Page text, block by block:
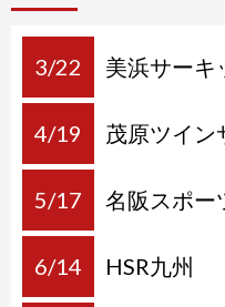
3/22 美浜サーキ
4/19 茂原ツイン
5/17 名阪スポー
6/14 HSR九州